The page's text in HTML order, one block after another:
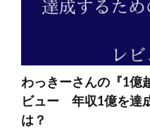
わっきーさんの『1億
ビュー 年収1億を達
は？